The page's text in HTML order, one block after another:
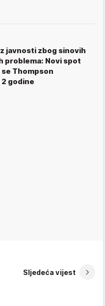
javnosti zbog sinovih
problema: Novi spot
Thompson
godine
Sljedeća vijest